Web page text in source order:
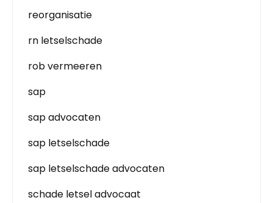
reorganisatie
rn letselschade
rob vermeeren
sap
sap advocaten
sap letselschade
sap letselschade advocaten
schade letsel advocaat